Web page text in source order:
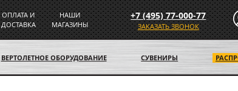
ОПЛАТА И
ДОСТАВКА
НАШИ
МАГАЗИНЫ
+7 (495) 77-000-77
ЗАКАЗАТЬ ЗВОНОК
ВЕРТОЛЕТНОЕ ОБОРУДОВАНИЕ СУВЕНИРЫ